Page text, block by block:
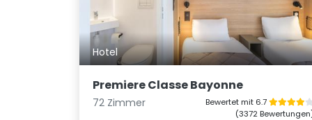
Hotel
Premiere Classe Bayonne
72 Zimmer
Bewertet mit 6.7
(3372